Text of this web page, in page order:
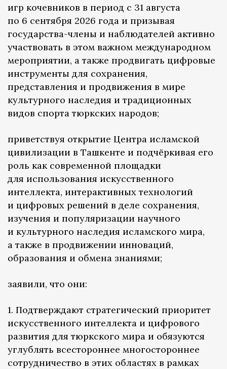
игр кочевников в период с 31 августа
по 6 сентября 2026 года и призывая
государства-члены и наблюдателей активно
участвовать в этом важном международном
мероприятии, а также продвигать цифровые
инструменты для сохранения,
представления и продвижения в мире
культурного наследия и традиционных
видов спорта тюркских народов;
приветствуя открытие Центра исламской
цивилизации в Ташкенте и подчёркивая его
роль как современной площадки
для использования искусственного
интеллекта, интерактивных технологий
и цифровых решений в деле сохранения,
изучения и популяризации научного
и культурного наследия исламского мира,
а также в продвижении инноваций,
образования и обмена знаниями;
заявили, что они:
1. Подтверждают стратегический приоритет
искусственного интеллекта и цифрового
развития для тюркского мира и обязуются
углублять всестороннее многостороннее
сотрудничество в этих областях в рамках